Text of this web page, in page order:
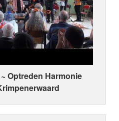
Optreden Harmonie